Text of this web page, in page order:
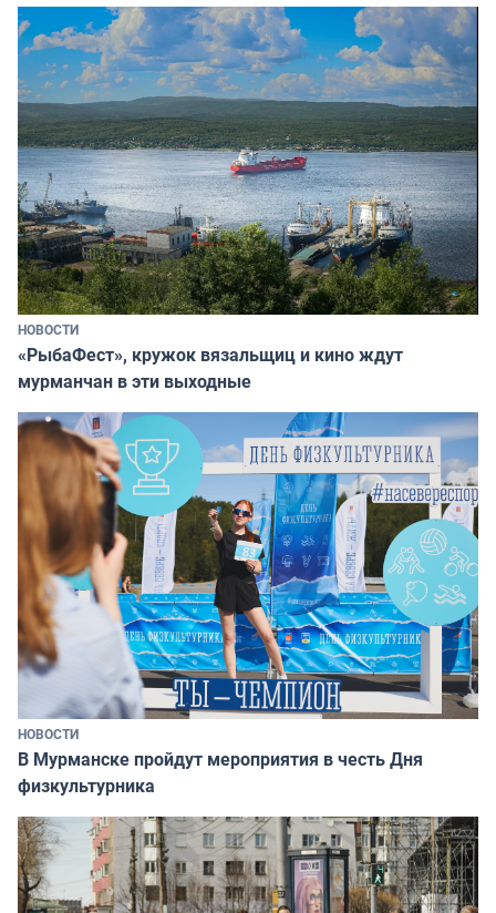
НОВОСТИ
«РыбаФест», кружок вязальщиц и кино ждут
мурманчан в эти выходные
НОВОСТИ
В Мурманске пройдут мероприятия в честь Дня
физкультурника